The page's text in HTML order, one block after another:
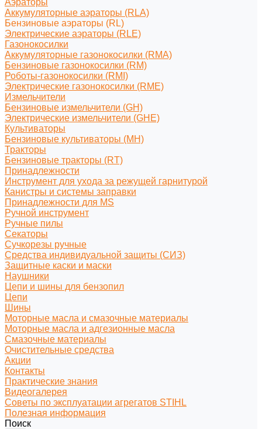
Аэраторы
Аккумуляторные аэраторы (RLA)
Бензиновые аэраторы (RL)
Электрические аэраторы (RLE)
Газонокосилки
Аккумуляторные газонокосилки (RMA)
Бензиновые газонокосилки (RM)
Роботы-газонокосилки (RMI)
Электрические газонокосилки (RME)
Измельчители
Бензиновые измельчители (GH)
Электрические измельчители (GHE)
Культиваторы
Бензиновые культиваторы (MH)
Тракторы
Бензиновые тракторы (RT)
Принадлежности
Инструмент для ухода за режущей гарнитурой
Канистры и системы заправки
Принадлежности для MS
Ручной инструмент
Ручные пилы
Секаторы
Сучкорезы ручные
Средства индивидуальной защиты (СИЗ)
Защитные каски и маски
Наушники
Цепи и шины для бензопил
Цепи
Шины
Моторные масла и смазочные материалы
Моторные масла и адгезионные масла
Смазочные материалы
Очистительные средства
Акции
Контакты
Практические знания
Видеогалерея
Советы по эксплуатации агрегатов STIHL
Полезная информация
Поиск